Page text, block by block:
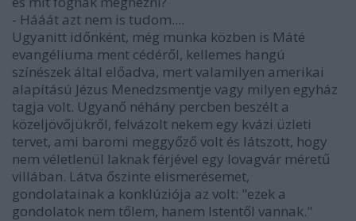
- Hááát azt nem is tudom....
Ugyanitt időnként, még munka közben is Máté
evangéliuma ment cédéről, kellemes hangú
színészek által előadva, mert valamilyen amerikai
alapítású Jézus Menedzsmentje vagy milyen egyház
tagja volt. Ugyanő néhány percben beszélt a
közeljövőjükről, felvázolt nekem egy kvázi üzleti
tervet, ami baromi meggyőző volt és látszott, hogy
nem véletlenül laknak férjével egy lovagvár méretű
villában. Látva őszinte elismerésemet,
gondolatainak a konklúziója az volt: "ezek a
gondolatok nem tőlem, hanem Istentől vannak."